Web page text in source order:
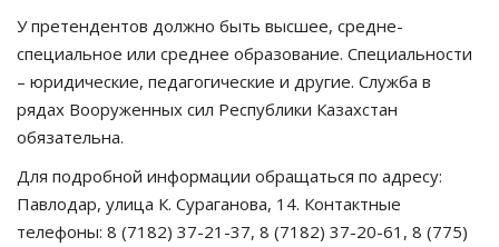
У претендентов должно быть высшее, средне-
специальное или среднее образование. Специальности
– юридические, педагогические и другие. Служба в
рядах Вооруженных сил Республики Казахстан
обязательна.
Для подробной информации обращаться по адресу:
Павлодар, улица К. Сураганова, 14. Контактные
телефоны: 8 (7182) 37-21-37, 8 (7182) 37-20-61, 8 (775)